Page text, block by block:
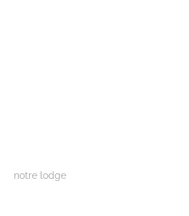
notre lodge